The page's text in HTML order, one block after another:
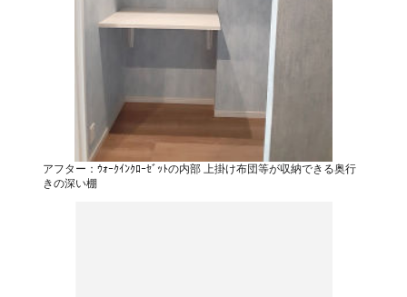
アフター：ｳｫｰｸｲﾝｸﾛｰｾﾞｯﾄの内部 上掛け布団等が収納できる奥行
きの深い棚